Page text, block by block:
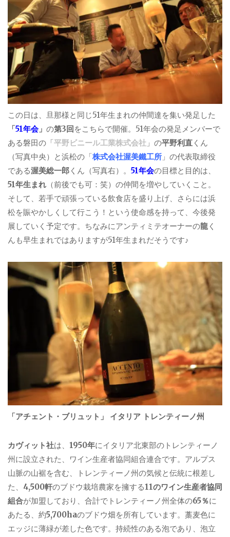
この日は、旦那様と同じ51年生まれの仲間達を集い発足した
「51年会」 の第3回をこちらで開催。51年会の発足メンバーで
ある磐田の「平野ビニール工業株式会社 」の平野利直 くん
（写真中央）と浜松の「株式会社渥美鐵工所 」の代表取締役
である渥美総一郎 くん（写真右）。 51年会の目標と目的は、
51年生まれ （前後でも可：笑）の仲間を増やしていくこと。
そして、若手で頑張っている飲食店を盛り上げ、さらには浜
松を賑やかしくして行こう！という使命感を持って、今後発
展していく予定です。ちなみにアンティミテオーナーの龍 く
んも早生まれではありますが51年生まれだそうです♪
「アチェント・ブリュット」 イタリア トレンティーノ州
カヴィット社は、 1950年にイタリア北東部のトレンティーノ
州に設立された、ワイン生産者協同組合連合です。アルプス
山脈の山裾を含む、トレンティーノ州の気候と伝統に根差し
た、 4,500軒のブドウ栽培農家を擁する11のワイン生産者協同
組合が加盟しており、合計でトレンティーノ州全体の65％に
あたる、約5,700haのブドウ畑を所有しています。藁麦色に
エッジに薄緑が差した色です。持続性のある泡であり、泡立